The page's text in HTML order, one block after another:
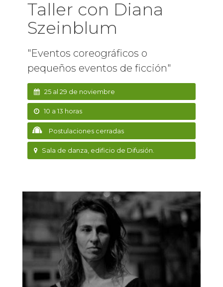
Taller con Diana
Szeinblum
"Eventos coreográficos o
pequeños eventos de ficción"
25 al 29 de noviembre
10 a 13 horas
Postulaciones cerradas
Sala de danza, edificio de Difusión.